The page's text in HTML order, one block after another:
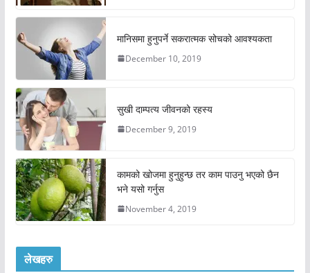
मानिसमा हुनुपर्ने सकरात्मक सोचको आवश्यकता
December 10, 2019
सुखी दाम्पत्य जीवनको रहस्य
December 9, 2019
कामको खोजमा हुनुहुन्छ तर काम पाउनु भएको छैन
भने यसो गर्नुस
November 4, 2019
लेखहरु